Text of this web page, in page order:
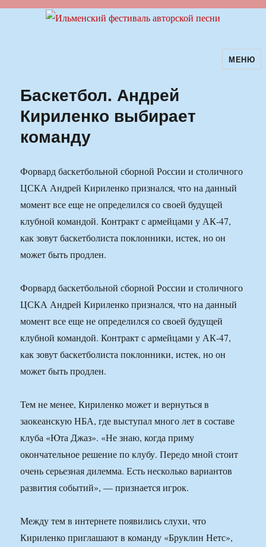
Ильменский фестиваль авторскойМЕНЮ
Баскетбол. Андрей
Кириленко выбирает
команду
Форвард баскетбольной сборной России и столичного
ЦСКА Андрей Кириленко признался, что на данный
момент все еще не определился со своей будущей
клубной командой. Контракт с армейцами у АК-47,
как зовут баскетболиста поклонники, истек, но он
может быть продлен.
Форвард баскетбольной сборной России и столичного
ЦСКА Андрей Кириленко признался, что на данный
момент все еще не определился со своей будущей
клубной командой. Контракт с армейцами у АК-47,
как зовут баскетболиста поклонники, истек, но он
может быть продлен.
Тем не менее, Кириленко может и вернуться в
заокеанскую НБА, где выступал много лет в составе
клуба «Юта Джаз». «Не знаю, когда приму
окончательное решение по клубу. Передо мной стоит
очень серьезная дилемма. Есть несколько вариантов
развития событий», — признается игрок.
Между тем в интернете появились слухи, что
Кириленко приглашают в команду «Бруклин Нетс»,